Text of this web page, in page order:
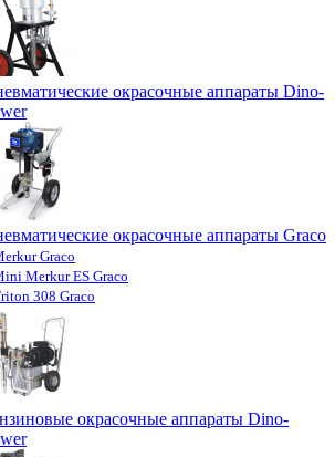
окрасочные аппараты Dino-
окрасочные аппараты Graco
Graco
Merkur ES Graco
308 Graco
окрасочные аппараты Dino-